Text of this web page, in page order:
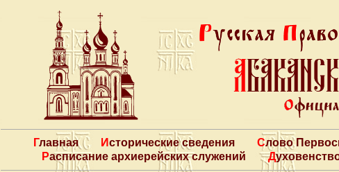
Главная Исторические сведения Слово
Расписание архиерейских служений